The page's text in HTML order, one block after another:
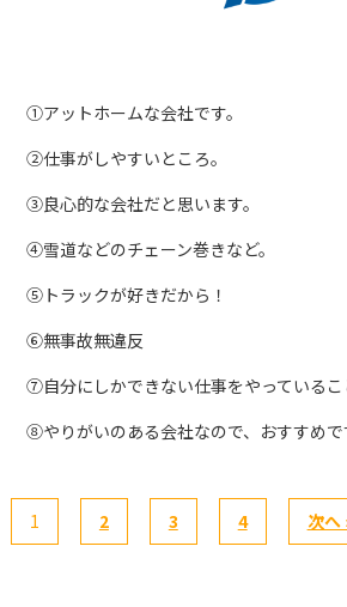
①アットホームな会社です。
②仕事がしやすいところ。
③良心的な会社だと思います。
④雪道などのチェーン巻きなど。
⑤トラックが好きだから！
⑥無事故無違反
⑦自分にしかできない仕事をやっているこ
⑧やりがいのある会社なので、おすすめで
1 2 3 4 次へ